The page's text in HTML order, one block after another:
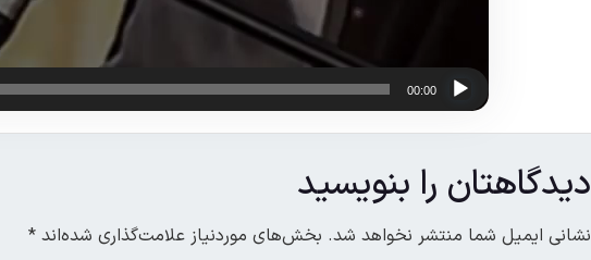
00:00
دیدگاهتان را بنویسید
نشانی ایمیل شما منتشر نخواهد شد. بخش‌های موردنیاز علامت‌گذاری شده‌اند *